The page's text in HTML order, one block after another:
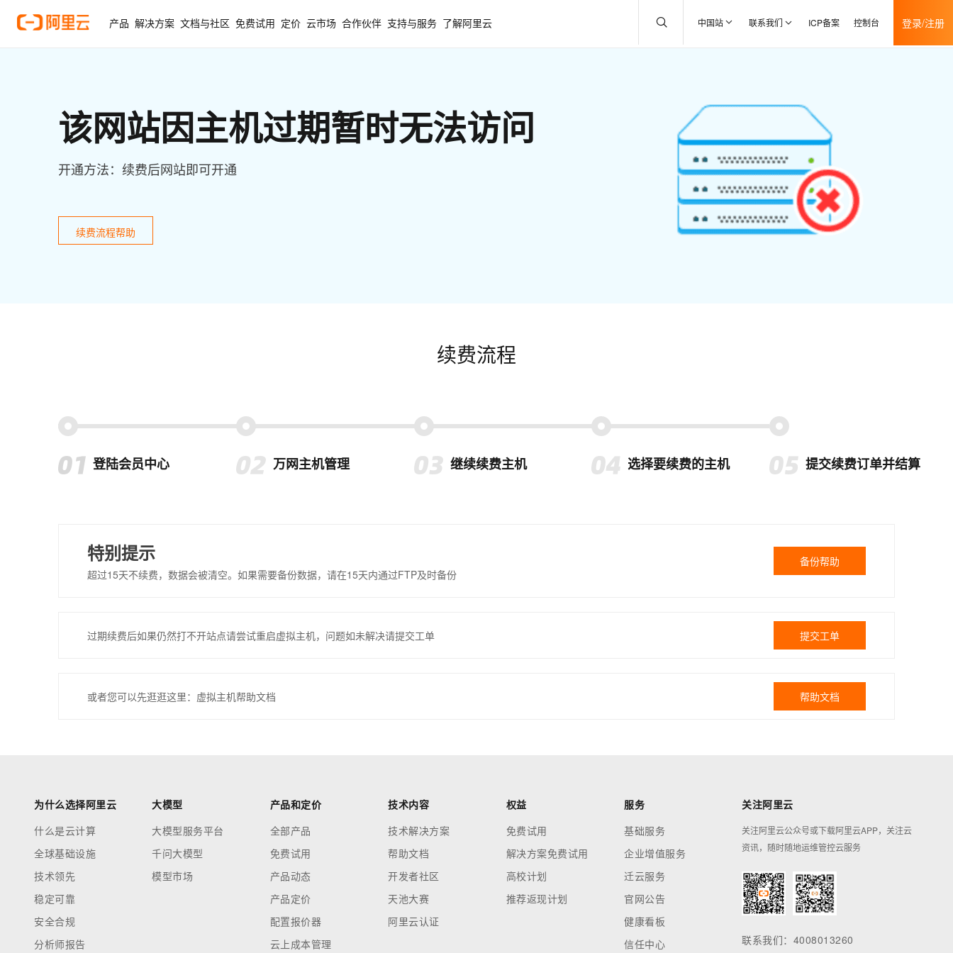
产品 解决方案 文档与社区 免费试用 定价 云市场 合作伙伴 支持与服务 了解阿里云 中国站 联系我们 ICP备案 控制台 登录/注册
该网站因主机过期暂时无法访问
开通方法：续费后网站即可开通
续费流程帮助
续费流程
登陆会员中心 万网主机管理 继续续费主机 选择要续费的主机 提交续费订单并结算
特别提示
超过15天不续费，数据会被清空。如果需要备份数据，请在15天内通过FTP及时备份
备份帮助
过期续费后如果仍然打不开站点请尝试重启虚拟主机，问题如未解决请提交工单 提交工单
或者您可以先逛逛这里：虚拟主机帮助文档 帮助文档